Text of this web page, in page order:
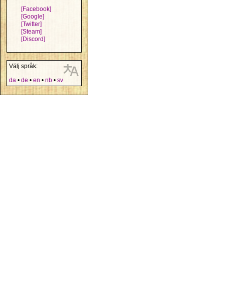
[Facebook]
[Google]
[Twitter]
[Steam]
[Discord]
Välj språk:
da • de • en • nb • sv